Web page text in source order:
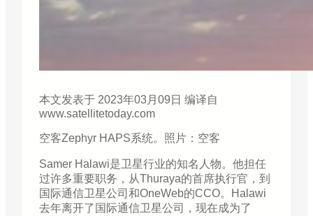
本文发表于 2023年03月09日 编译自
www.satellitetoday.com
空客Zephyr HAPS系统。照片：空客
Samer Halawi是卫星行业的知名人物。他担任
过许多重要职务，从Thuraya的首席执行官，到
国际通信卫星公司和OneWeb的CCO。Halawi
去年离开了国际通信卫星公司，现在成为了